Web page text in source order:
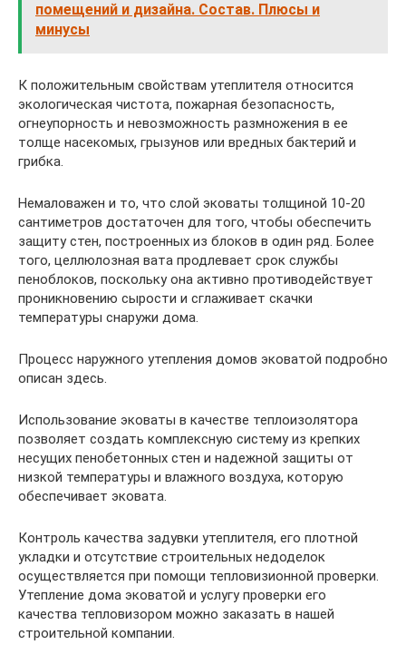
помещений и дизайна. Состав. Плюсы и
минусы
К положительным свойствам утеплителя относится
экологическая чистота, пожарная безопасность,
огнеупорность и невозможность размножения в ее
толще насекомых, грызунов или вредных бактерий и
грибка.
Немаловажен и то, что слой эковаты толщиной 10-20
сантиметров достаточен для того, чтобы обеспечить
защиту стен, построенных из блоков в один ряд. Более
того, целлюлозная вата продлевает срок службы
пеноблоков, поскольку она активно противодействует
проникновению сырости и сглаживает скачки
температуры снаружи дома.
Процесс наружного утепления домов эковатой подробно
описан здесь.
Использование эковаты в качестве теплоизолятора
позволяет создать комплексную систему из крепких
несущих пенобетонных стен и надежной защиты от
низкой температуры и влажного воздуха, которую
обеспечивает эковата.
Контроль качества задувки утеплителя, его плотной
укладки и отсутствие строительных недоделок
осуществляется при помощи тепловизионной проверки.
Утепление дома эковатой и услугу проверки его
качества тепловизором можно заказать в нашей
строительной компании.